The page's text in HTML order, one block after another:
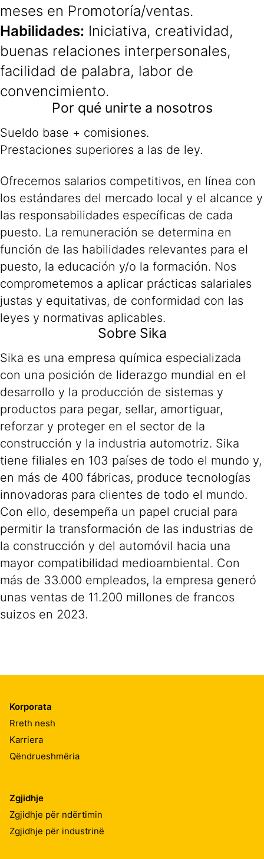
meses en Promotoría/ventas.
Habilidades: Iniciativa, creatividad,
buenas relaciones interpersonales,
facilidad de palabra, labor de
convencimiento.
Por qué unirte a nosotros
Sueldo base + comisiones.
Prestaciones superiores a las de ley.
Ofrecemos salarios competitivos, en línea con
los estándares del mercado local y el alcance y
las responsabilidades específicas de cada
puesto. La remuneración se determina en
función de las habilidades relevantes para el
puesto, la educación y/o la formación. Nos
comprometemos a aplicar prácticas salariales
justas y equitativas, de conformidad con las
leyes y normativas aplicables.
Sobre Sika
Sika es una empresa química especializada
con una posición de liderazgo mundial en el
desarrollo y la producción de sistemas y
productos para pegar, sellar, amortiguar,
reforzar y proteger en el sector de la
construcción y la industria automotriz. Sika
tiene filiales en 103 países de todo el mundo y,
en más de 400 fábricas, produce tecnologías
innovadoras para clientes de todo el mundo.
Con ello, desempeña un papel crucial para
permitir la transformación de las industrias de
la construcción y del automóvil hacia una
mayor compatibilidad medioambiental. Con
más de 33.000 empleados, la empresa generó
unas ventas de 11.200 millones de francos
suizos en 2023.
Korporata
Rreth nesh
Karriera
Qëndrueshmëria
Zgjidhje
Zgjidhje për ndërtimin
Zgjidhje për industrinë